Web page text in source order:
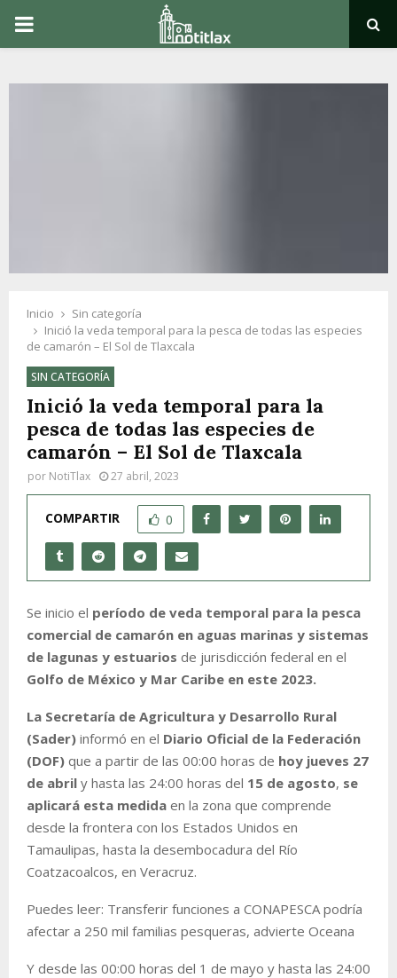
PRIMARY
Inicio
Sin categoría
Inició la veda temporal para la pesca de todas las especies
de camarón – El Sol de Tlaxcala
SIN CATEGORÍA
Inició la veda temporal para la
pesca de todas las especies de
camarón – El Sol de Tlaxcala
por NotiTlax 27 abril, 2023
COMPARTIR 0
Se inicio el período de veda temporal para la pesca
comercial de camarón en aguas marinas y sistemas
de lagunas y estuarios de jurisdicción federal en el
Golfo de México y Mar Caribe en este 2023.
La Secretaría de Agricultura y Desarrollo Rural
(Sader) informó en el Diario Oficial de la Federación
(DOF) que a partir de las 00:00 horas de hoy jueves 27
de abril y hasta las 24:00 horas del 15 de agosto, se
aplicará esta medida en la zona que comprende
desde la frontera con los Estados Unidos en
Tamaulipas, hasta la desembocadura del Río
Coatzacoalcos, en Veracruz.
Puedes leer: Transferir funciones a CONAPESCA podría
afectar a 250 mil familias pesqueras, advierte Oceana
Y desde las 00:00 horas del 1 de mayo y hasta las 24:00